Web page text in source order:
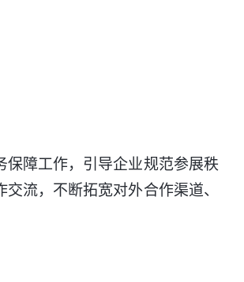
障工作，引导企业规范参展秩
流，不断拓宽对外合作渠道、